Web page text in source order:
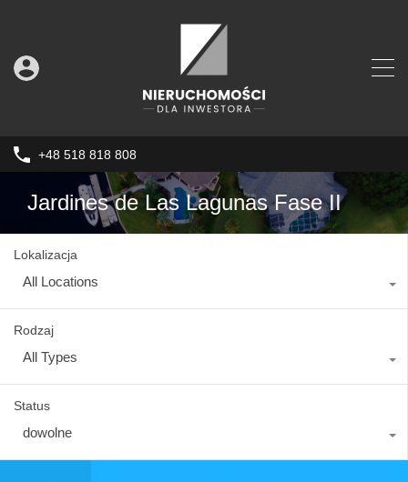
+48 518 818 808
Jardines de Las Lagunas Fase II
Lokalizacja
All Locations
Rodzaj
All Types
Status
dowolne